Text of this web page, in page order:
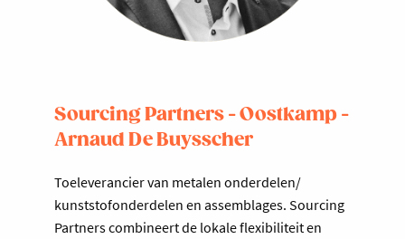
Sourcing Partners - Oostkamp -
Arnaud De Buysscher
Toeleverancier van metalen onderdelen/
kunststofonderdelen en assemblages. Sourcing
Partners combineert de lokale flexibiliteit en